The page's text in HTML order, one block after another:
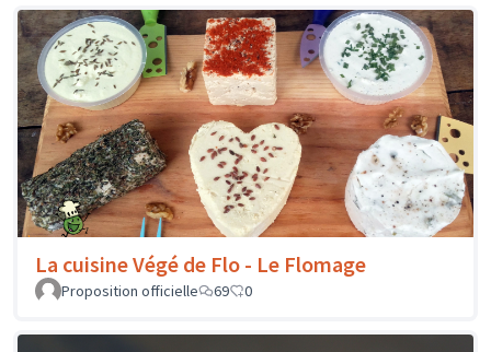
La cuisine Végé de Flo - Le Flomage
Proposition officielle 69 0